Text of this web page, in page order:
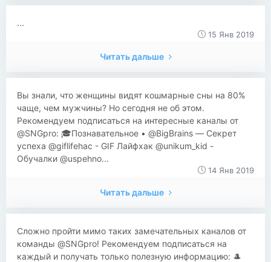
...
15 Янв 2019
Читать дальше
Вы знали, что женщины видят кошмарные сны на 80%
чаще, чем мужчины? Но сегодня не об этом.
Рекомендуем подписаться на интересные каналы от
@SNGpro: 🎓Познавательное • @BigBrains — Секрет
успеха @giflifehac - GIF Лайфхак @unikum_kid -
Обучалки @uspehno...
14 Янв 2019
Читать дальше
Сложно пройти мимо таких замечательных каналов от
команды @SNGpro! Рекомендуем подписаться на
каждый и получать только полезную информацию: 🎩